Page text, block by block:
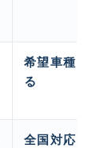
希望車種を注
る
全国対応・来